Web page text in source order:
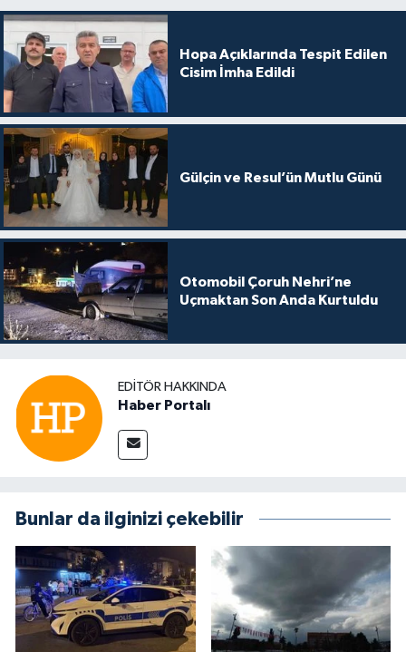
Hopa Açıklarında Tespit Edilen
Cisim İmha Edildi
Gülçin ve Resul’ün Mutlu Günü
Otomobil Çoruh Nehri’ne
Uçmaktan Son Anda Kurtuldu
EDITÖR HAKKINDA
Haber Portalı
Bunlar da ilginizi çekebilir